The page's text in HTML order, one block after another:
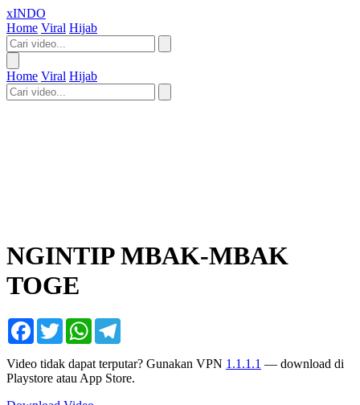
xINDO
Home Viral Hijab
Home Viral Hijab
NGINTIP MBAK-MBAK
TOGE
Facebook
TwitterWhatsApp
Video tidak dapat terputar? Gunakan VPN 1.1.1.1 — download di
Playstore atau App Store.